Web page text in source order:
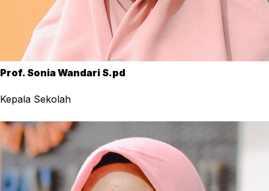
Prof. Sonia Wandari S.pd
Kepala Sekolah